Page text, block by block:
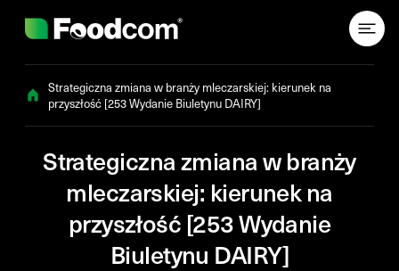
Strategiczna zmiana w branży mleczarskiej: kierunek na
przyszłość [253 Wydanie Biuletynu DAIRY]
Strategiczna zmiana w branży
mleczarskiej: kierunek na
przyszłość [253 Wydanie
Biuletynu DAIRY]